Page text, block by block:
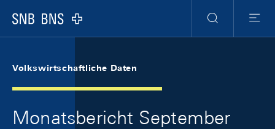
Logo
Suche
Menu
Volkswirtschaftliche Daten
Monatsbericht September